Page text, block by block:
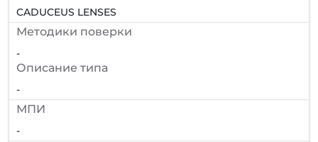
CADUCEUS LENSES
Методики поверки
-
Описание типа
-
МПИ
-